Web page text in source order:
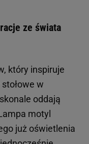
ze świata
który inspiruje
w
oddają
motyl
już oświetlenia